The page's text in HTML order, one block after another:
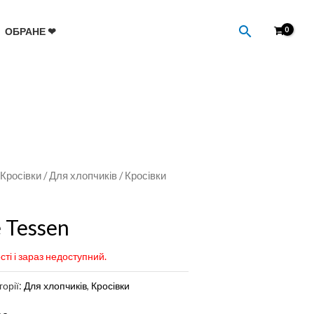
ОБРАНЕ ❤ Пошук
Кросівки /Для хлопчиків / Кросівки
і зараз недоступний.
Для хлопчиків, Кросівки